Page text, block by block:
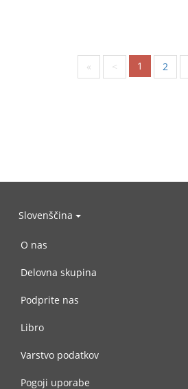
« < 1 2
Slovenščina
O nas
Delovna skupina
Podprite nas
Libro
Varstvo podatkov
Pogoji uporabe